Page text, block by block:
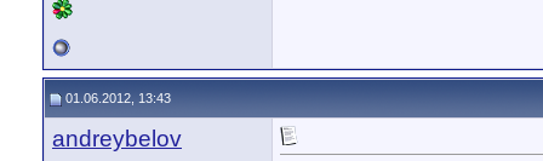
01.06.2012, 13:43
andreybelov